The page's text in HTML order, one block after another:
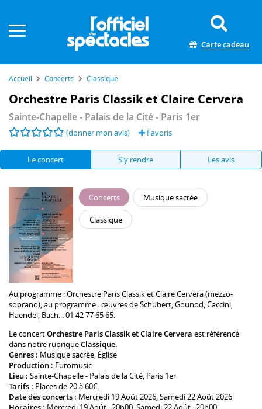
Carte cadeau
Accueil Concerts Classique
Orchestre Paris Classik et Claire Cervera
Sainte-Chapelle - Palais de la Cité- Paris 1er
(donner mon avis) Favoris
Le concert S'y rendre Les avis
Concerts Musique sacrée
Classique
Au programme :Orchestre Paris ClassiketClaire Cervera(mezzo-
soprano), au programme : œuvres de Schubert, Gounod, Caccini,
Haendel, Bach... 01 42 77 65 65.
Le concertOrchestre Paris Classik et Claire Cervera est référencé
dans notre rubriqueClassique.
Genres : Musique sacrée, Église
Production : Euromusic
Lieu : Sainte-Chapelle - Palais de la Cité, Paris 1er
Tarifs : Places de 20 à 60€.
Date des concerts : Mercredi 19 Août 2026, Samedi 22 Août 2026